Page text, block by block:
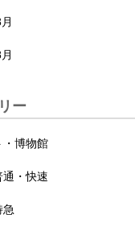
ー
・博物館
・快速